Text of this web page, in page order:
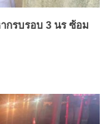
กรบรอบ 3 นร ซ้อม